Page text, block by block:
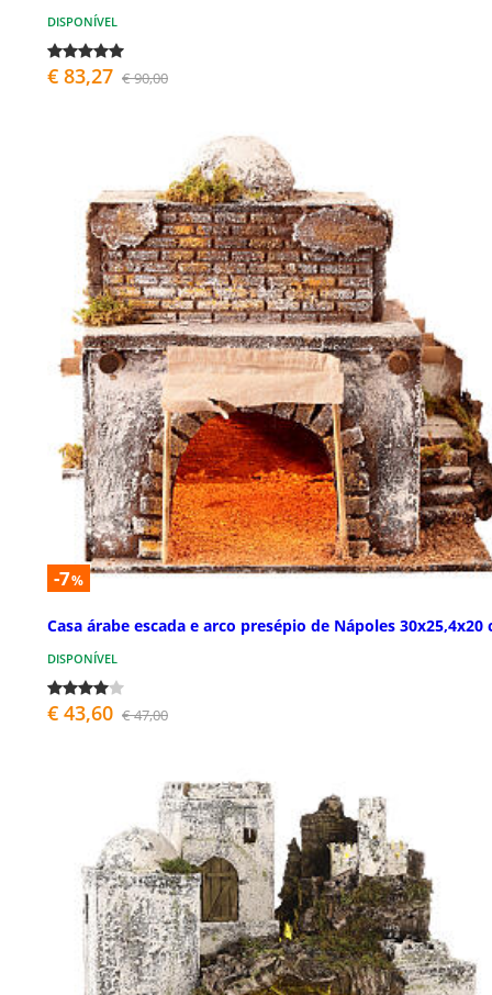
DISPONÍVEL
€ 83,27 € 90,00
-7%
Casa árabe escada e arco presépio de Nápoles 30x25,4x20
DISPONÍVEL
€ 43,60 € 47,00